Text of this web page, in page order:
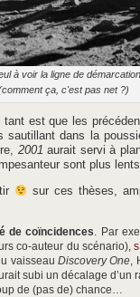
à voir la ligne de
ça, c'est pas net ?)
tant est que les
sautillant dans la
2001 aurait servi à
sont plus
sur ces thèses,
de coïncidences . Par
co-auteur du scénario),
vaisseau Discovery One
subi un décalage d’un
de (pas de) chance…